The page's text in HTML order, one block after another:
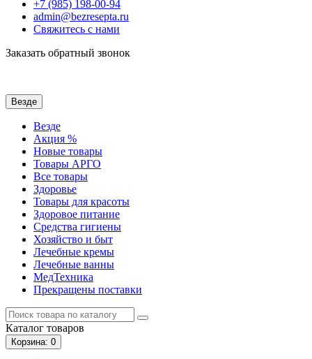
+7 (985) 198-00-94
admin@bezresepta.ru
Свяжитесь с нами
Заказать обратный звонок
Везде
Везде
Акция %
Новые товары
Товары АРГО
Все товары
Здоровье
Товары для красоты
Здоровое питание
Средства гигиены
Хозяйство и быт
Лечебные кремы
Лечебные ванны
МедТехника
Прекращены поставки
Каталог товаров
Корзина: 0